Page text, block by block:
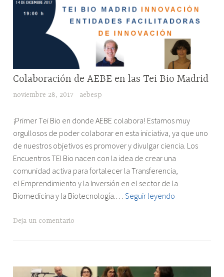
RESEÑAS
EVENTOS
Colaboración de AEBE en las Tei Bio Madrid
noviembre 28, 2017 aebesp
"Colaboración
de
AEBE
en
las
Tei
Bio
¡Primer Tei Bio en donde AEBE colabora! Estamos muy
orgullosos de poder colaborar en esta iniciativa, ya que uno
de nuestros objetivos es promover y divulgar ciencia. Los
Encuentros TEI Bio nacen con la idea de crear una
comunidad activa para fortalecer la Transferencia,
el Emprendimiento y la Inversión en el sector de la
Biomedicina y la Biotecnología.…Seguir leyendo
Deja un comentario